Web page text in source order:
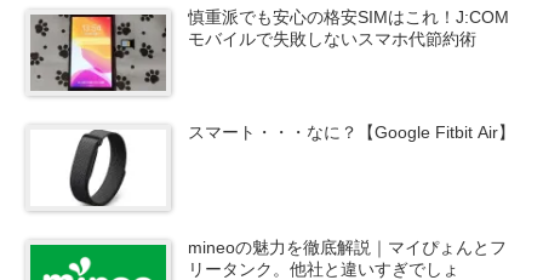
慎重派でも安心の格安SIMはこれ！J:COM
モバイルで失敗しないスマホ代節約術
スマート・・・なに？【Google Fitbit Air】
mineoの魅力を徹底解説｜マイぴょんとフ
リータンク。他社と違いすぎでしょ